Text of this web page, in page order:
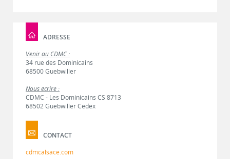
ADRESSE
Venir au CDMC :
34 rue des Dominicains
68500 Guebwiller
Nous écrire :
CDMC - Les Dominicains CS 8713
68502 Guebwiller Cedex
CONTACT
cdmcalsace.com